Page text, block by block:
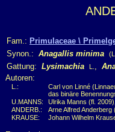
Fam.: Primulaceae \
Synon.: Anagallis minima
Gattung: Lysimachia L. ,
Autoren:
L.:
Carl von Linné
das binäre
U.MANNS:
Ulrika Manns (fl.
ANDERB.:
Arne Alfred
KRAUSE:
Johann Wilhelm